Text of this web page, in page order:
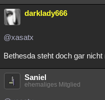
darklady666
@xasatx
Bethesda steht doch gar nicht
Saniel
ehemaliges Mitglied